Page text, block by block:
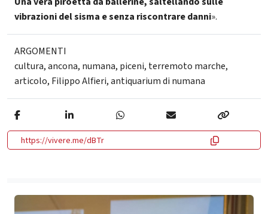
vibrazioni del sisma e senza riscontrare danni».
ARGOMENTI
cultura,ancona, numana, piceni, terremoto marche,
articolo, Filippo Alfieri,antiquarium di numana
https://vivere.me/dBTr